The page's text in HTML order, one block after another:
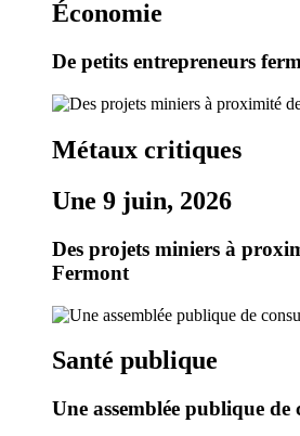
Économie
De petits entrepreneurs
Métaux critiques
Une 9 juin, 2026
Des projets miniers à
Fermont
Santé publique
Une assemblée publique